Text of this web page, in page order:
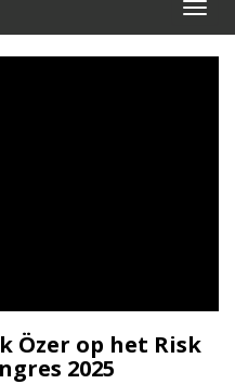
Özer op het Risk
2025